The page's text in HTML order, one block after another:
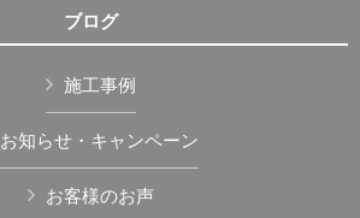
ブログ
施工事例
お知らせ・キャンペーン
お客様のお声